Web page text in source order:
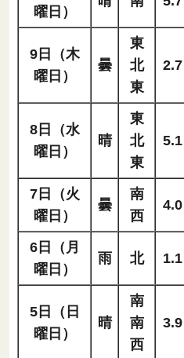
曜日）
9日（木
曜日）
曇
東
北
東
2.7
8日（水
曜日）
晴
東
北
東
5.1
7日（火
曜日）
曇
南
西
4.0
6日（月
曜日）
雨 北 1.1
5日（日
曜日）
晴
南
南
西
3.9